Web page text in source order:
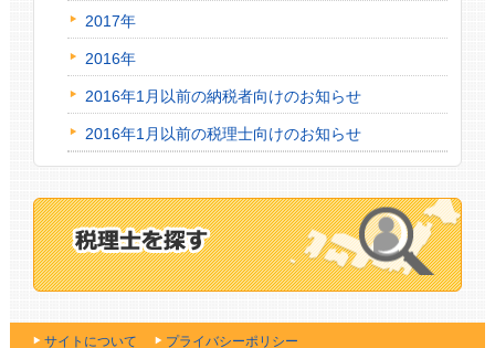
2017年
2016年
2016年1月以前の納税者向けのお知らせ
2016年1月以前の税理士向けのお知らせ
サイトについて プライバシーポリシー